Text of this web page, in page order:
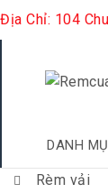
Địa Chỉ: 104
DANH
Rèm vải